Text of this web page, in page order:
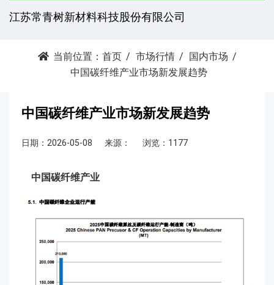
江苏常青树新材料科技股份有限公司
当前位置： 首页 市场行情
国内市场
中国碳纤维产业市场新发展趋势
中国碳纤维产业市场新发展趋势
日期：2026-05-08 来源： 浏览：1177
中国碳纤维产业